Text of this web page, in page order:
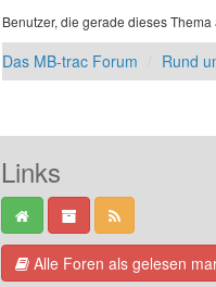
Benutzer, die gerade dieses
Das MB-trac Forum Rund
Links
Alle Foren als gelesen